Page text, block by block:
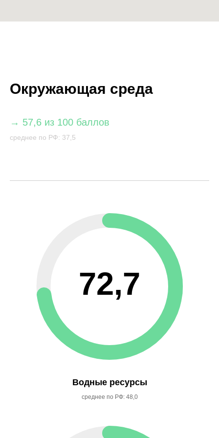
Окружающая среда
→ 57,6 из 100 баллов
среднее по РФ: 37,5
72,7
Водные ресурсы
среднее по РФ: 48,0